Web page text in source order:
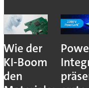
Wie der
KI-Boom
den